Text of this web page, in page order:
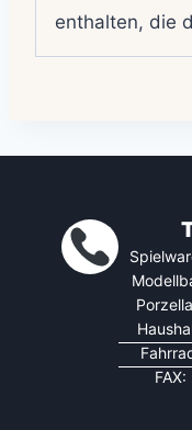
enthalten, die
FAX: